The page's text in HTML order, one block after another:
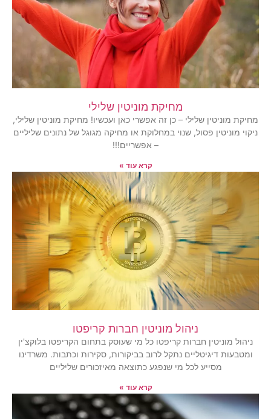
מחיקת מוניטין שלילי
מחיקת מוניטין שלילי – כן זה אפשרי כאן ועכשיו! מחיקת מוניטין שלילי,
ניקוי מוניטין פסול, שנוי במחלוקת או מחיקה מגוגל של נתונים שליליים
– אפשריים!!!
קרא עוד »
ניהול מוניטין חברות קריפטו
ניהול מוניטין חברות קריפטו כל מי שעוסק בתחום הקריפטו בלוקצ'ין
ומטבעות דיגיטליים נתקל לרוב בביקורות, סקירות וכתבות. משרדינו
מסייע לכל מי שנפגע כתוצאה מאיזכורים שליליים
קרא עוד »